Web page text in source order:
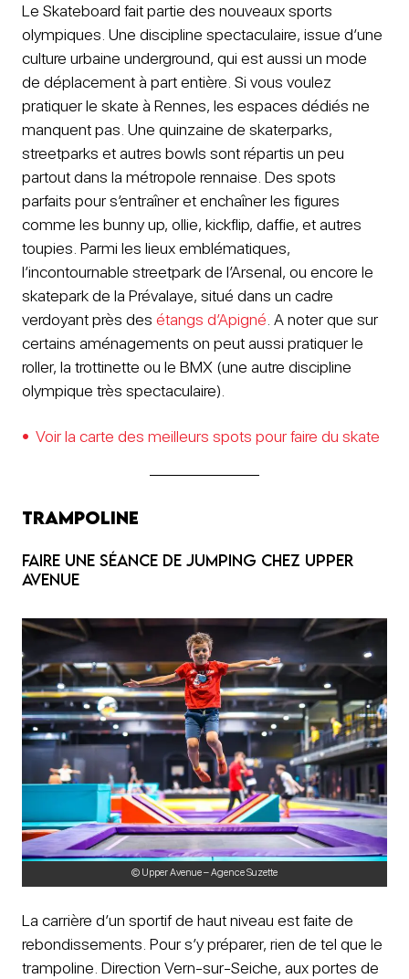
Le Skateboard fait partie des nouveaux sports
olympiques. Une discipline spectaculaire, issue d’une
culture urbaine underground, qui est aussi un mode
de déplacement à part entière. Si vous voulez
pratiquer le skate à Rennes, les espaces dédiés ne
manquent pas. Une quinzaine de skaterparks,
streetparks et autres bowls sont répartis un peu
partout dans la métropole rennaise. Des spots
parfaits pour s’entraîner et enchaîner les figures
comme les bunny up, ollie, kickflip, daffie, et autres
toupies. Parmi les lieux emblématiques,
l’incontournable streetpark de l’Arsenal, ou encore le
skatepark de la Prévalaye, situé dans un cadre
verdoyant près des étangs d’Apigné . A noter que sur
certains aménagements on peut aussi pratiquer le
roller, la trottinette ou le BMX (une autre discipline
olympique très spectaculaire).
Voir la carte des meilleurs spots pour faire du skate
Trampoline
Faire une Séance de jumping chez Upper
Avenue
© Upper Avenue – Agence Suzette
La carrière d’un sportif de haut niveau est faite de
rebondissements. Pour s’y préparer, rien de tel que le
trampoline. Direction Vern-sur-Seiche, aux portes de